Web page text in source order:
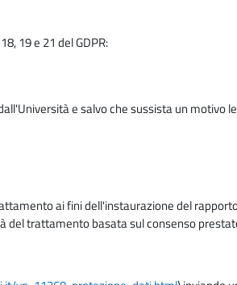
19 e 21 del GDPR:
e salvo che sussista un motivo
ai fini dell'instaurazione del
trattamento basata sul consenso